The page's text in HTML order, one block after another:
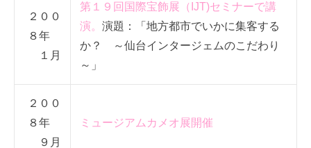
２００
８年
１月
第１９回国際宝飾展（IJT)セミナーで講
演。演題：「地方都市でいかに集客する
か？ ～仙台インタージェムのこだわり
～」
２００
８年
９月
ミュージアムカメオ展開催